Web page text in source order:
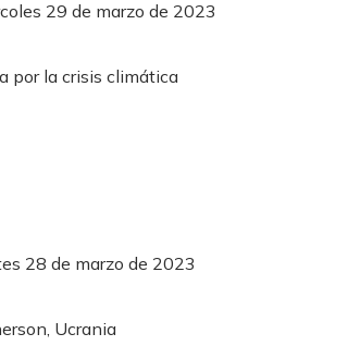
29 de marzo de 2023
28 de marzo de 2023